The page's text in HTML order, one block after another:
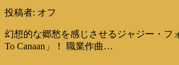
投稿者: オフ
幻想的な郷愁を感じさせるジャジー・フ
To Canaan」！ 職業作曲…